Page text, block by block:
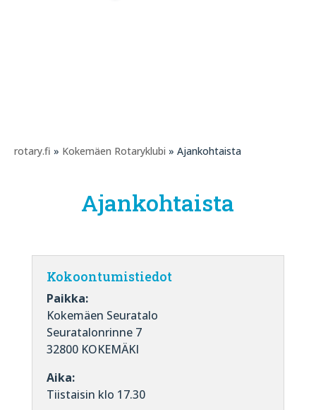
rotary.fi » Kokemäen Rotaryklubi » Ajankohtaista
Ajankohtaista
Kokoontumistiedot
Paikka:
Kokemäen Seuratalo
Seuratalonrinne 7
32800 KOKEMÄKI
Aika:
Tiistaisin klo 17.30